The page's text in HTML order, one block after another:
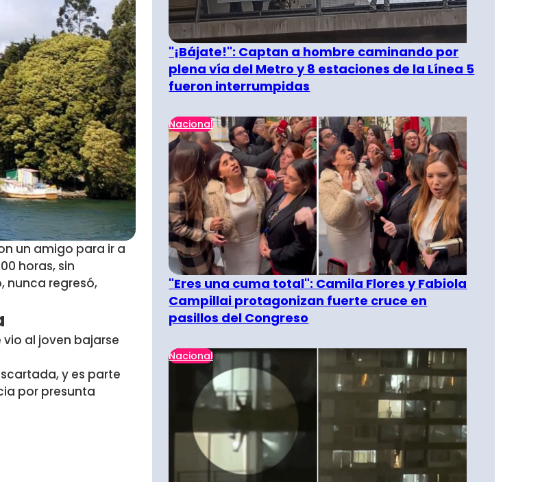
un amigo para ir a
horas, sin
nunca regresó,
al joven bajarse
y es parte
por presunta
"¡Bájate!": Captan a hombre caminando por
plena vía del Metro y 8 estaciones de la Línea 5
fueron interrumpidas
Nacional
"Eres una cuma total": Camila Flores y Fabiola
Campillai protagonizan fuerte cruce en
pasillos del Congreso
Nacional